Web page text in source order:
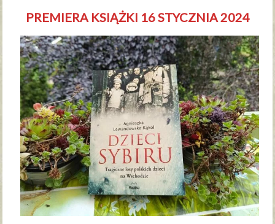
PREMIERA KSIĄŻKI 16 STYCZNIA 2024